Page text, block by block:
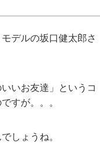
デルの坂口健太郎さ
いお友達」というコ
すが。。。
しょうね。